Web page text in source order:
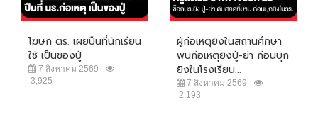
โฆษก ตร. เผยปืนที่นักเรียน
ใช้ เป็นของปู่
7 สิงหาคม 2569
3,925
ผู้ก่อเหตุยิงในสถานศึกษา
พบก่อเหตุยิงปู่-ย่า ก่อนบุก
ยิงในโรงเรียน...
7 สิงหาคม 2569
2,193